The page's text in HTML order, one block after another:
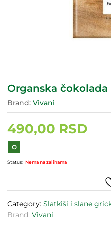
Organska čokolada
Brand: Vivani
490,00 RSD
O
Status: Nema na zalihama
Category: Slatkiši i slane
Brand: Vivani